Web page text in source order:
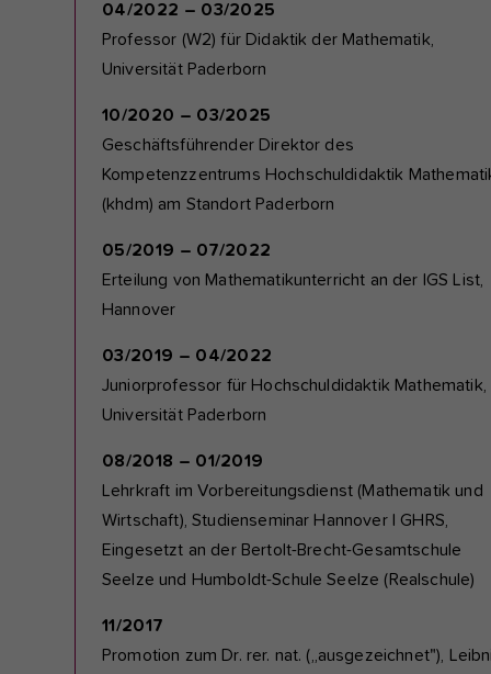
04/2022 – 03/2025
Professor (W2) für Didaktik der Mathematik,
Universität Paderborn
10/2020 – 03/2025
Geschäftsführender Direktor des
Kompetenzzentrums Hochschuldidaktik
(khdm) am Standort Paderborn
05/2019 – 07/2022
Erteilung von Mathematikunterricht an der IGS List,
Hannover
03/2019 – 04/2022
Juniorprofessor für Hochschuldidaktik Mathematik,
Universität Paderborn
08/2018 – 01/2019
Lehrkraft im Vorbereitungsdienst (Mathematik und
Wirtschaft), Studienseminar Hannover I GHRS,
Eingesetzt an der Bertolt-Brecht-Gesamtschule
Seelze und Humboldt-Schule Seelze (Realschule)
11/2017
Promotion zum Dr. rer. nat. („ausgezeichnet"),